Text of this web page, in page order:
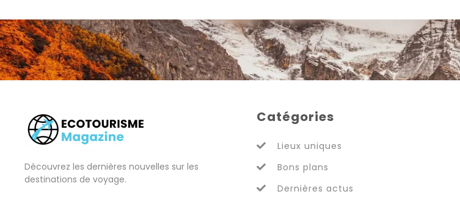
Découvrez les dernières nouvelles sur les
destinations de voyage.
Catégories
Lieux uniques
Bons plans
Dernières actus